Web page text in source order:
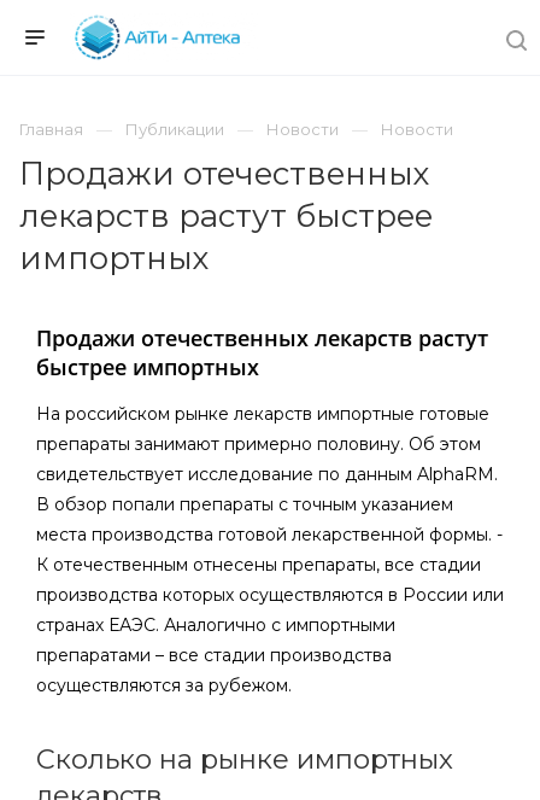
Главная Публикации Новости Новости
Продажи отечественных
лекарств растут быстрее
импортных
Продажи отечественных лекарств растут
быстрее импортных
На российском рынке лекарств импортные готовые
препараты занимают примерно половину. Об этом
свидетельствует исследование по данным AlphaRM.
В обзор попали препараты с точным указанием
места производства готовой лекарственной формы. ­­­
К отечественным отнесены препараты, все стадии
производства которых осуществляются в России или
странах ЕАЭС. Аналогично с импортными
препаратами ­– все стадии производства
осуществляются за рубежом.
Сколько на рынке импортных